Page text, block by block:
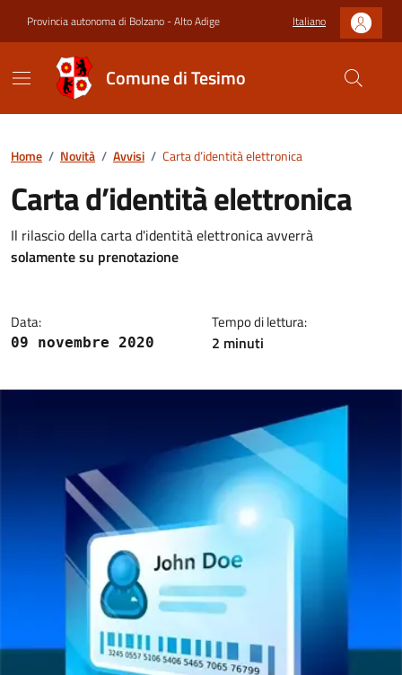
Provincia autonoma di Bolzano - Alto Adige Italiano
Comune di Tesimo
Home / Novità / Avvisi / Carta d’identità elettronica
Carta d’identità elettronica
Il rilascio della carta d'identità elettronica avverrà
solamente su prenotazione
Data:
09 novembre 2020
Tempo di lettura:
2 minuti